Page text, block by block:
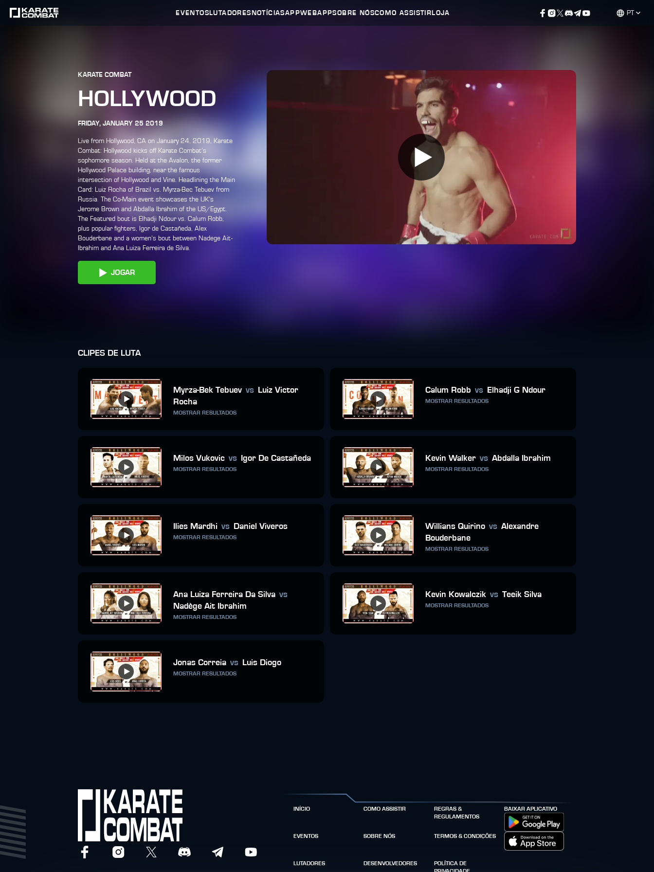
PT
EVENTOS LUTADORES NOTÍCIASAPPWEBAPPSOBRE NÓSCOMO ASSISTIR LOJA
KARATE COMBAT
HOLLYWOOD
FRIDAY, JANUARY 25 2019
Live from Hollywood, CA on January 24, 2019, Karate
Combat: Hollywood kicks off Karate Combat’s
sophomore season. Held at the Avalon, the former
Hollywood Palace building, near the famous
intersection of Hollywood and Vine. Headlining the Main
Card: Luiz Rocha of Brazil vs. Myrza-Bec Tebuev from
Russia. The Co-Main event showcases the UK’s
Jerome Brown and Abdalla Ibrahim of the US/Egypt.
The Featured bout is Elhadji Ndour vs. Calum Robb,
plus popular fighters, Igor de Castañeda, Alex
Bouderbane and a women’s bout between Nadege Ait-
Ibrahim and Ana Luiza Ferreira de Silva.
JOGAR
CLIPES DE LUTA
Myrza-Bek Tebuev vs
Luiz Victor
Rocha
MOSTRAR RESULTADOS
Calum Robb vs Elhadji G Ndour
MOSTRAR RESULTADOS
Milos Vukovic vs Igor De Castañeda
MOSTRAR RESULTADOS
Kevin Walker vs Abdalla Ibrahim
MOSTRAR RESULTADOS
Ilies Mardhi vs Daniel Viveros
MOSTRAR RESULTADOS
Willians Quirino vs Alexandre
Bouderbane
MOSTRAR RESULTADOS
Ana Luiza Ferreira Da Silva vs
Nadège Ait Ibrahim
MOSTRAR RESULTADOS
Kevin Kowalczik vs Teeik Silva
MOSTRAR RESULTADOS
Jonas Correia vs Luis Diogo
MOSTRAR RESULTADOS
INÍCIO
EVENTOS
LUTADORES
COMO ASSISTIR
SOBRE NÓS
DESENVOLVEDORES
REGRAS &
REGULAMENTOS
TERMOS & CONDIÇÕES
POLÍTICA DE
BAIXAR APLICATIVO